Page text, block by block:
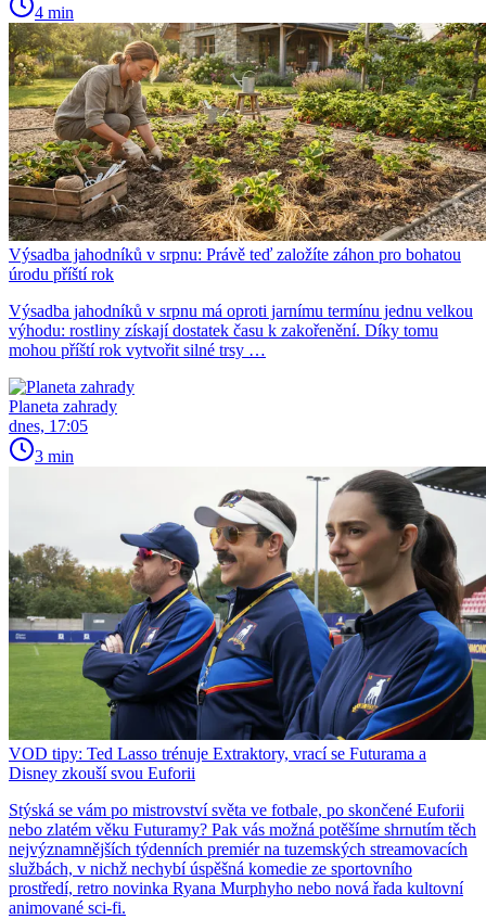
4 min
Výsadba jahodníků v srpnu: Právě teď založíte záhon pro bohatou
úrodu příští rok
Výsadba jahodníků v srpnu má oproti jarnímu termínu jednu velkou
výhodu: rostliny získají dostatek času k zakořenění. Díky tomu
mohou příští rok vytvořit silné trsy …
Planeta zahrady
dnes, 17:05
3 min
VOD tipy: Ted Lasso trénuje Extraktory, vrací se Futurama a
Disney zkouší svou Euforii
Stýská se vám po mistrovství světa ve fotbale, po skončené Euforii
nebo zlatém věku Futuramy? Pak vás možná potěšíme shrnutím těch
nejvýznamnějších týdenních premiér na tuzemských streamovacích
službách, v nichž nechybí úspěšná komedie ze sportovního
prostředí, retro novinka Ryana Murphyho nebo nová řada kultovní
animované sci-fi.